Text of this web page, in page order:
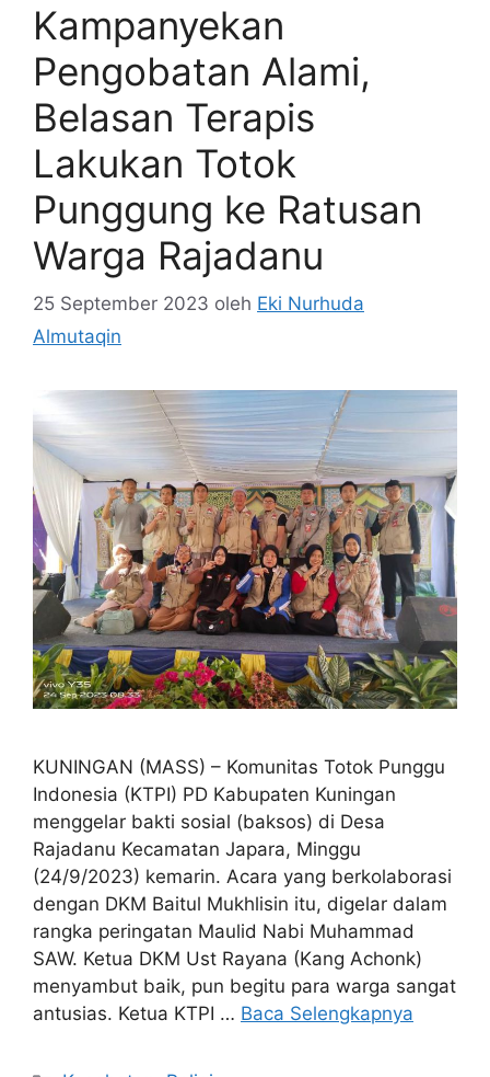
Kampanyekan
Pengobatan Alami,
Belasan Terapis
Lakukan Totok
Punggung ke Ratusan
Warga Rajadanu
25 September 2023 oleh Eki Nurhuda
Almutaqin
KUNINGAN (MASS) – Komunitas Totok Punggu
Indonesia (KTPI) PD Kabupaten Kuningan
menggelar bakti sosial (baksos) di Desa
Rajadanu Kecamatan Japara, Minggu
(24/9/2023) kemarin. Acara yang berkolaborasi
dengan DKM Baitul Mukhlisin itu, digelar dalam
rangka peringatan Maulid Nabi Muhammad
SAW. Ketua DKM Ust Rayana (Kang Achonk)
menyambut baik, pun begitu para warga sangat
antusias. Ketua KTPI … Baca Selengkapnya